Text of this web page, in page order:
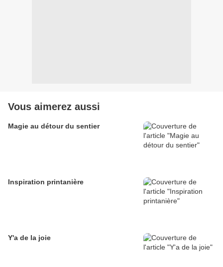
Vous aimerez aussi
Magie au détour du sentier
Inspiration printanière
Y'a de la joie